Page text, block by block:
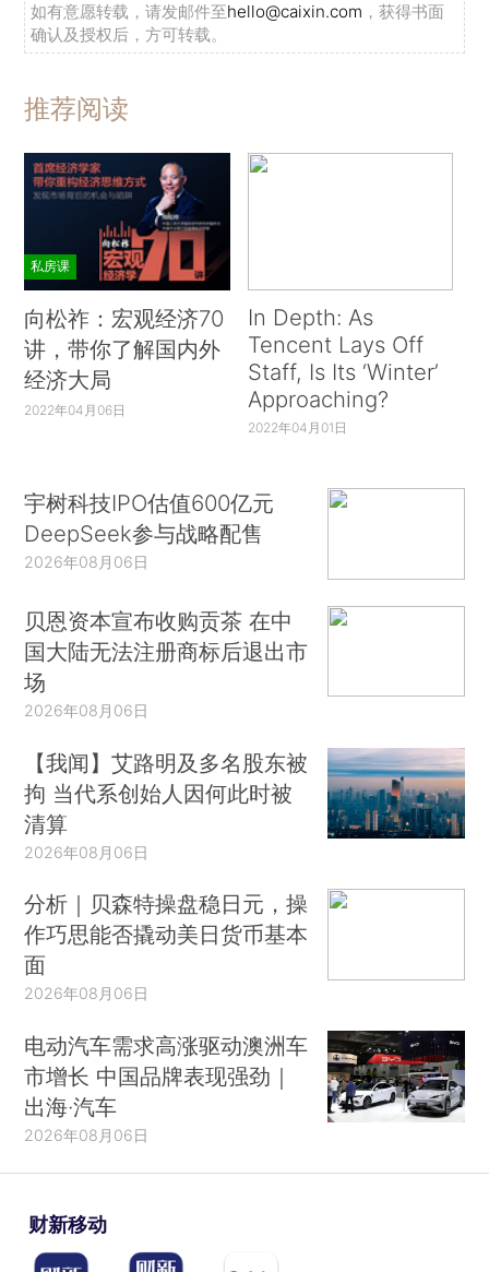
如有意愿转载，请发邮件至hello@caixin.com ，获得书面
确认及授权后，方可转载。
推荐阅读
私房课
向松祚：宏观经济70
讲，带你了解国内外
经济大局
2022年04月06日
In Depth: As
Tencent Lays Off
Staff, Is Its ‘Winter’
Approaching?
2022年04月01日
宇树科技IPO估值600亿元
DeepSeek参与战略配售
2026年08月06日
贝恩资本宣布收购贡茶 在中
国大陆无法注册商标后退出市
场
2026年08月06日
【我闻】艾路明及多名股东被
拘 当代系创始人因何此时被
清算
2026年08月06日
分析｜贝森特操盘稳日元，操
作巧思能否撬动美日货币基本
面
2026年08月06日
电动汽车需求高涨驱动澳洲车
市增长 中国品牌表现强劲｜
出海·汽车
2026年08月06日
财新移动